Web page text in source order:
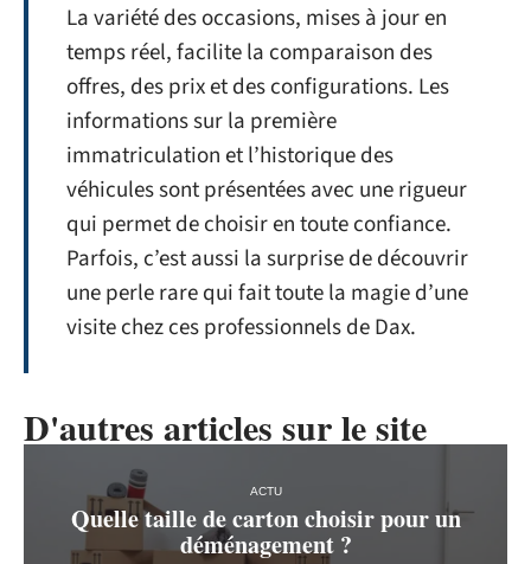
La variété des occasions, mises à jour en
temps réel, facilite la comparaison des
offres, des prix et des configurations. Les
informations sur la première
immatriculation et l’historique des
véhicules sont présentées avec une rigueur
qui permet de choisir en toute confiance.
Parfois, c’est aussi la surprise de découvrir
une perle rare qui fait toute la magie d’une
visite chez ces professionnels de Dax.
D'autres articles sur le site
ACTU
Quelle taille de carton choisir pour un
déménagement ?